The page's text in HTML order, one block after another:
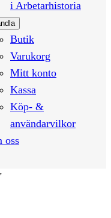
i Arbetarhistoria
Butik
Varukorg
Mitt konto
Kassa
Köp- &
användarvilkor
oss